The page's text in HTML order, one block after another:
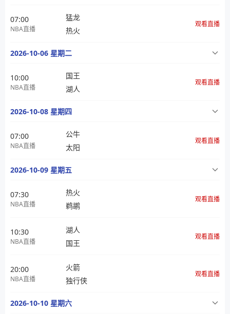
07:00
NBA直播
猛龙
热火
观看直播
2026-10-06 星期二
10:00
NBA直播
国王
湖人
观看直播
2026-10-08 星期四
07:00
NBA直播
公牛
太阳
观看直播
2026-10-09 星期五
07:30
NBA直播
热火
鹈鹕
观看直播
10:30
NBA直播
湖人
国王
观看直播
20:00
NBA直播
火箭
独行侠
观看直播
2026-10-10 星期六